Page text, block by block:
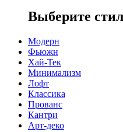
Выберите
Модерн
Фьюжн
Хай-Тек
Минимализм
Лофт
Классика
Прованс
Кантри
Арт-деко